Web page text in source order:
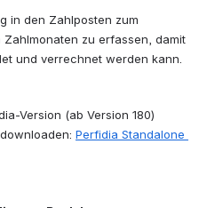
in den Zahlposten zum
zu erfassen, damit
und verrechnet werden kann.
Version (ab Version 180)
Perfidia Standalone